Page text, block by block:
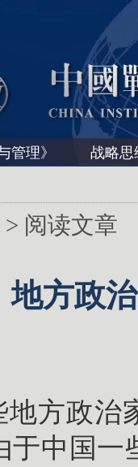
管理》 战略思
> 阅读文章
地方政
地方政治
于中国